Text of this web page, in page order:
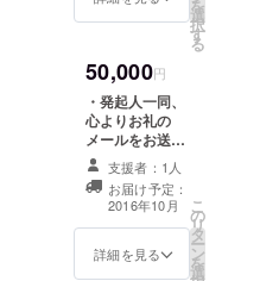
前を掲載させて
いただきます。
好きなボード
ゲーム(5000円
以下のもの)を設
置リクエストで
きます。
相当] ・ドリンク
チケット(アル
コールを含むド
リンクの注文に
ご利用いただけ
ます) 25枚を贈
呈いたします。
[12500円相当]
・Weeyble公式
サイトにてサ
ポーターとして
お名前を掲載さ
を
選
択
す
る
50,000円
・発起人一同、
心よりお礼の
メールをお送り
いたします。 ・
オープニングイ
ベントへご招待
いたします。 ・
スペース利用/イ
ベント利用券 40
支援者：1人
お届け予定：
2016年10月
詳細を見る
こ
の
リ
タ
ー
ン
を
選